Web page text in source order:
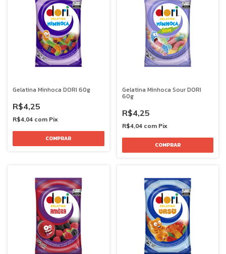
Gelatina Minhoca DORI 60g
R$4,25
R$4,04 com Pix
Gelatina Minhoca Sour DORI
60g
R$4,25
R$4,04 com Pix